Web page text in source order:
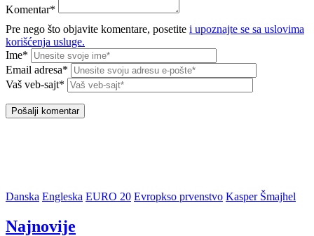
Komentar*
Pre nego što objavite komentare, posetite i upoznajte se sa uslovima
korišćenja usluge.
Ime*
Email adresa*
Vaš veb-sajt*
Danska Engleska EURO 20 Evropkso prvenstvo Kasper Šmajhel
Najnovije